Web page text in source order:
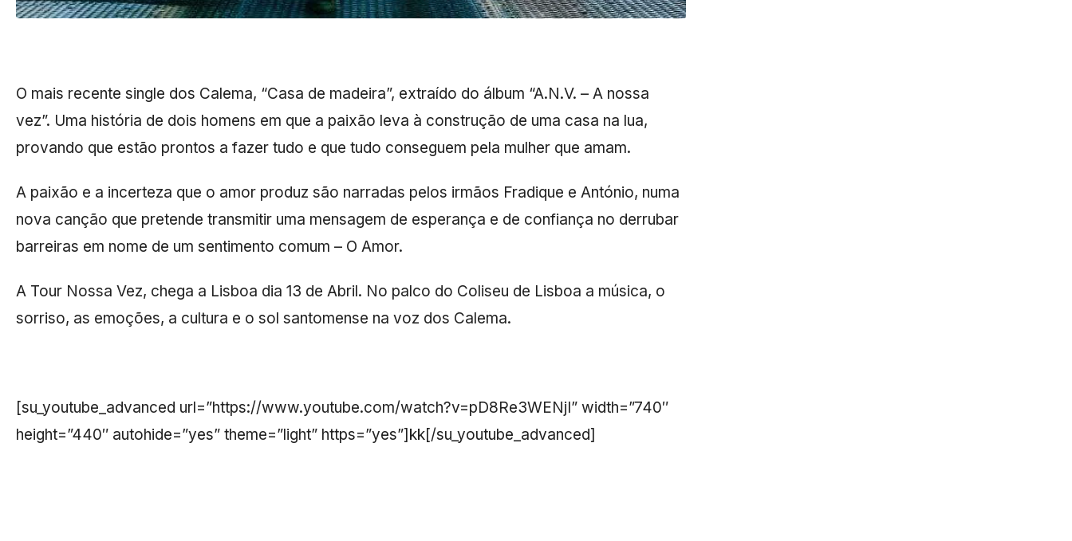
O mais recente single dos Calema, “Casa de madeira”, extraído do álbum “A.N.V. – A nossa
vez”. Uma história de dois homens em que a paixão leva à construção de uma casa na lua,
provando que estão prontos a fazer tudo e que tudo conseguem pela mulher que amam.
A paixão e a incerteza que o amor produz são narradas pelos irmãos Fradique e António, numa
nova canção que pretende transmitir uma mensagem de esperança e de confiança no derrubar
barreiras em nome de um sentimento comum – O Amor.
A Tour Nossa Vez, chega a Lisboa dia 13 de Abril. No palco do Coliseu de Lisboa a música, o
sorriso, as emoções, a cultura e o sol santomense na voz dos Calema.
[su_youtube_advanced url=”https://www.youtube.com/watch?v=pD8Re3WENjI” width=”740″
height=”440″ autohide=”yes” theme=”light” https=”yes”]kk[/su_youtube_advanced]